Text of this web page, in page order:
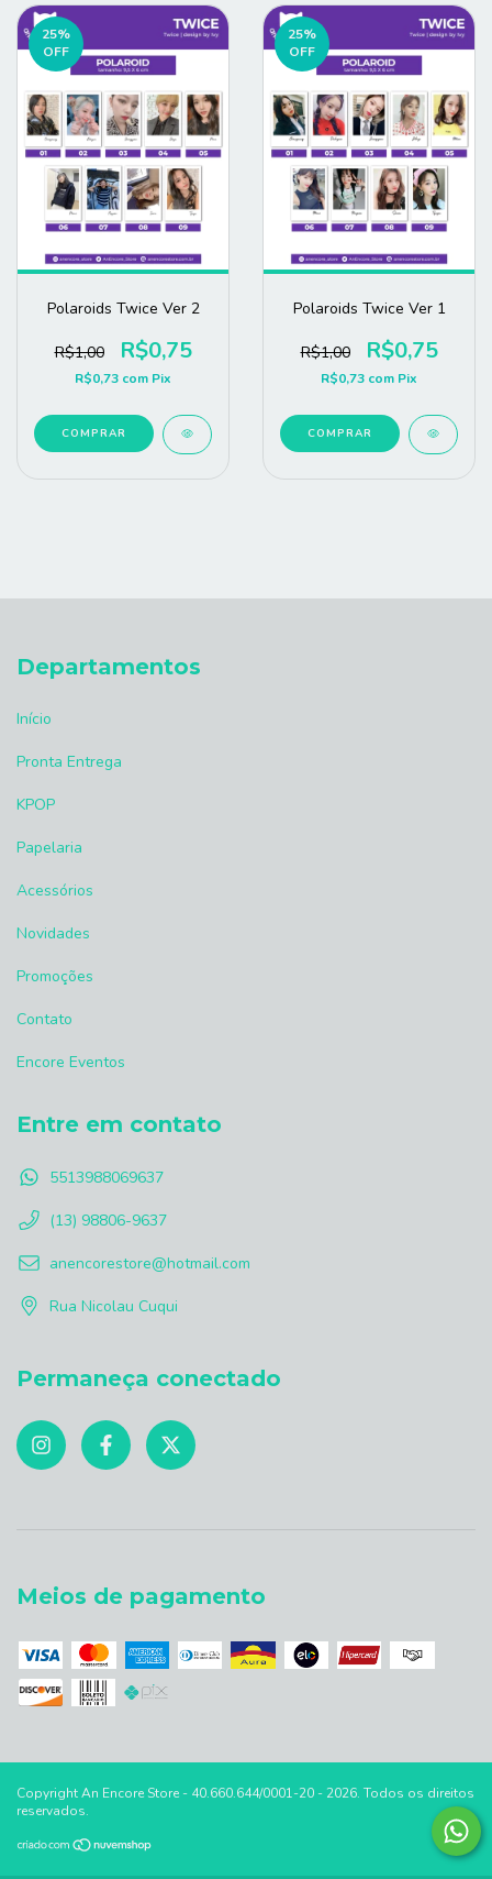
25%
OFF
Polaroids Twice Ver 2
R$1,00 R$0,75
R$0,73 com Pix
COMPRAR
25%
OFF
Polaroids Twice Ver 1
R$1,00 R$0,75
R$0,73 com Pix
COMPRAR
Departamentos
Início
Pronta Entrega
KPOP
Papelaria
Acessórios
Novidades
Promoções
Contato
Encore Eventos
Entre em contato
5513988069637
(13) 98806-9637
anencorestore@hotmail.com
Rua Nicolau Cuqui
Permaneça conectado
Meios de pagamento
Copyright An Encore Store - 40.660.644/0001-20 - 2026. Todos os direitos
reservados.